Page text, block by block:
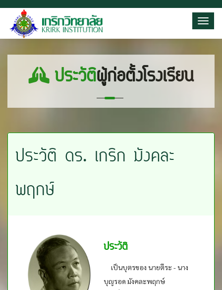
ประวัติผู้ก่อตั้งโรงเรียน
ประวัติ ดร. เกริก มังคละ
พฤกษ์
ประวัติ
เป็นบุตรของ นายตีระ - นาง
บุญรอด มังคละพฤกษ์